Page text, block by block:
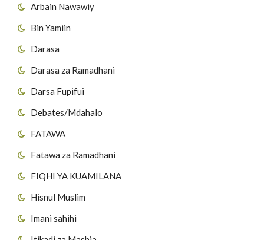
Arbain Nawawiy
Bin Yamiin
Darasa
Darasa za Ramadhani
Darsa Fupifui
Debates/Mdahalo
FATAWA
Fatawa za Ramadhani
FIQHI YA KUAMILANA
Hisnul Muslim
Imani sahihi